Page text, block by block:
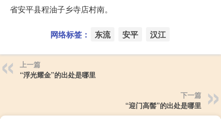
省安平县程油子乡寺店村南。
网络标签： 东流 安平 汉江
上一篇
“浮光耀金”的出处是哪里
下一篇
“迎门高髻”的出处是哪里